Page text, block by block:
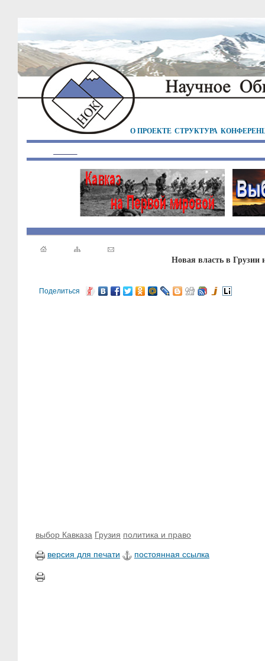
О ПРОЕКТЕ СТРУКТУРА
Новая власть в Грузии
Поделиться
выбор Кавказа Грузия политика и право
версия для печати постоянная ссылка